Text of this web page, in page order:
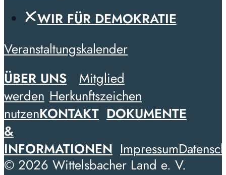
WIR FÜR DEMOKRATIE
Veranstaltungskalender
ÜBER UNS
Mitglied
werden Herkunftszeichen
nutzenKONTAKT DOKUMENTE
&
INFORMATIONEN Impressum
© 2026 Wittelsbacher Land e. V.